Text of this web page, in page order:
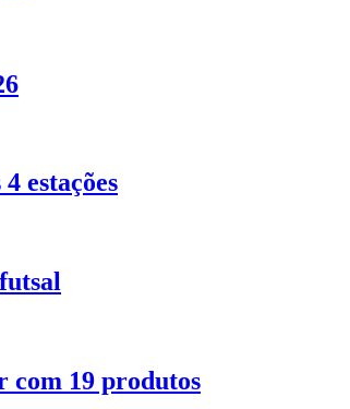
estações
com 19 produtos